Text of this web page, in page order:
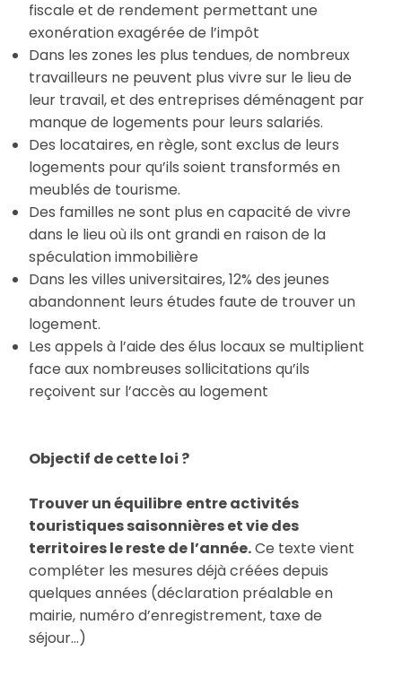
fiscale et de rendement permettant une
exonération exagérée de l’impôt
Dans les zones les plus tendues, de nombreux
travailleurs ne peuvent plus vivre sur le lieu de
leur travail, et des entreprises déménagent par
manque de logements pour leurs salariés.
Des locataires, en règle, sont exclus de leurs
logements pour qu’ils soient transformés en
meublés de tourisme.
Des familles ne sont plus en capacité de vivre
dans le lieu où ils ont grandi en raison de la
spéculation immobilière
Dans les villes universitaires, 12% des jeunes
abandonnent leurs études faute de trouver un
logement.
Les appels à l’aide des élus locaux se multiplient
face aux nombreuses sollicitations qu’ils
reçoivent sur l’accès au logement
Objectif de cette loi ?
Trouver un équilibre entre activités
touristiques saisonnières et vie des
territoires le reste de l’année.Ce texte vient
compléter les mesures déjà créées depuis
quelques années (déclaration préalable en
mairie, numéro d’enregistrement, taxe de
séjour…)